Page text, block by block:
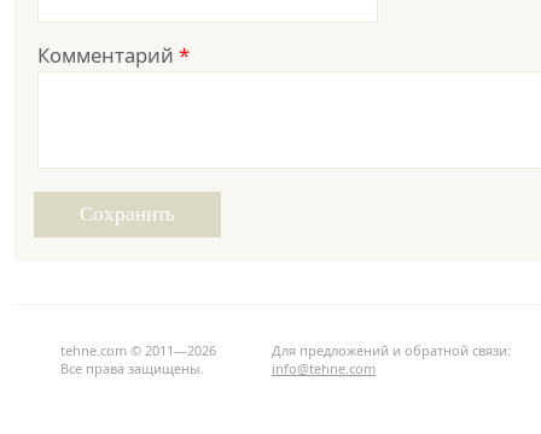
Комментарий *
tehne.com © 2011—2026
Все права защищены.
Для предложений и обратной связи:
info@tehne.com